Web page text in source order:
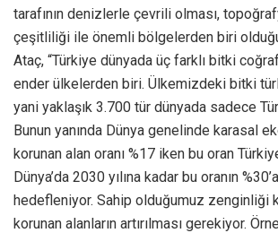
tarafının denizlerle çevrili olması,
çeşitliliği ile önemli bölgelerden biri
Ataç, “Türkiye dünyada üç farklı bitki
ender ülkelerden biri. Ülkemizdeki bitki
yani yaklaşık 3.700 tür dünyada sadece
Bunun yanında Dünya genelinde karasal
korunan alan oranı %17 iken bu oran
Dünya’da 2030 yılına kadar bu oranın
hedefleniyor. Sahip olduğumuz zenginliği
korunan alanların artırılması gerekiyor.